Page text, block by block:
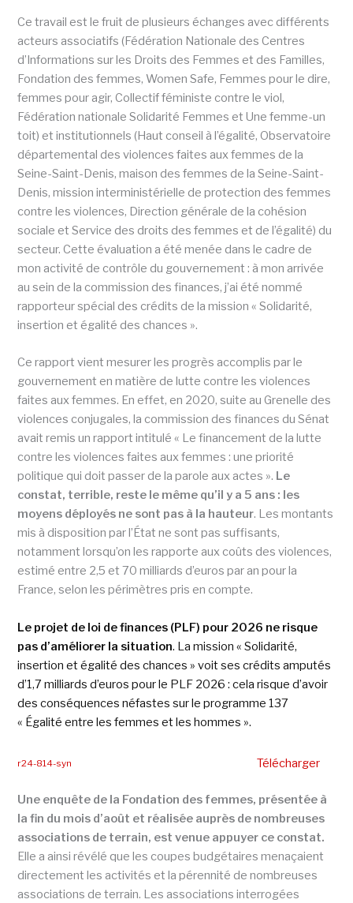
Ce travail est le fruit de plusieurs échanges avec différents
acteurs associatifs (Fédération Nationale des Centres
d’Informations sur les Droits des Femmes et des Familles,
Fondation des femmes, Women Safe, Femmes pour le dire,
femmes pour agir, Collectif féministe contre le viol,
Fédération nationale Solidarité Femmes et Une femme-un
toit) et institutionnels (Haut conseil à l’égalité, Observatoire
départemental des violences faites aux femmes de la
Seine-Saint-Denis, maison des femmes de la Seine-Saint-
Denis, mission interministérielle de protection des femmes
contre les violences, Direction générale de la cohésion
sociale et Service des droits des femmes et de l’égalité) du
secteur. Cette évaluation a été menée dans le cadre de
mon activité de contrôle du gouvernement : à mon arrivée
au sein de la commission des finances, j’ai été nommé
rapporteur spécial des crédits de la mission « Solidarité,
insertion et égalité des chances ».
Ce rapport vient mesurer les progrès accomplis par le
gouvernement en matière de lutte contre les violences
faites aux femmes. En effet, en 2020, suite au Grenelle des
violences conjugales, la commission des finances du Sénat
avait remis un rapport intitulé « Le financement de la lutte
contre les violences faites aux femmes : une priorité
politique qui doit passer de la parole aux actes ». Le
constat, terrible, reste le même qu’il y a 5 ans : les
moyens déployés ne sont pas à la hauteur. Les montants
mis à disposition par l’État ne sont pas suffisants,
notamment lorsqu’on les rapporte aux coûts des violences,
estimé entre 2,5 et 70 milliards d’euros par an pour la
France, selon les périmètres pris en compte.
Le projet de loi de finances (PLF) pour 2026 ne risque
pas d’améliorer la situation. La mission « Solidarité,
insertion et égalité des chances » voit ses crédits amputés
d’1,7 milliards d’euros pour le PLF 2026 : cela risque d’avoir
des conséquences néfastes sur le programme 137
« Égalité entre les femmes et les hommes ».
r24-814-syn Télécharger
Une enquête de la Fondation des femmes, présentée à
la fin du mois d’août et réalisée auprès de nombreuses
associations de terrain, est venue appuyer ce constat.
Elle a ainsi révélé que les coupes budgétaires menaçaient
directement les activités et la pérennité de nombreuses
associations de terrain. Les associations interrogées